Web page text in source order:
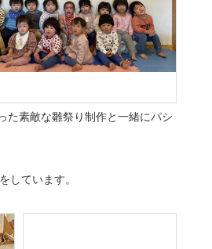
た素敵な雛祭り制作と一緒にパシ
ています。